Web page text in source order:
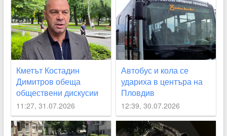
Кметът Костадин
Димитров обеща
обществени дискусии
за лифта на
Бунарджика
11:27, 31.07.2026
Автобус и кола се
удариха в центъра на
Пловдив
12:39, 30.07.2026